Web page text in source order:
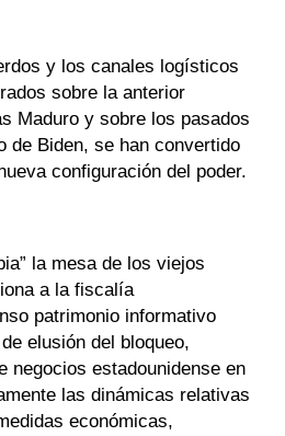
y los canales logísticos
sobre la anterior
Maduro y sobre los pasados
de Biden, se han convertido
configuración del poder.
la mesa de los viejos
a la fiscalía
patrimonio informativo
elusión del bloqueo,
negocios estadounidense en
las dinámicas relativas
económicas,